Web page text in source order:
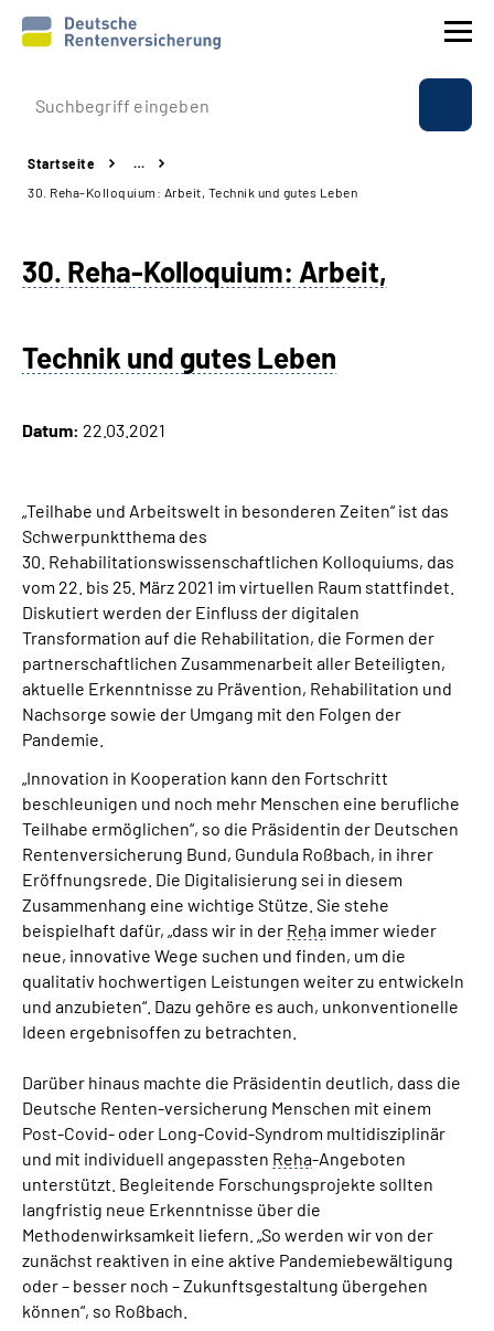
Prävention
Reha
Experten
Über uns & Presse
Suche
Language
Inhalte in Gebärdensprache (DGS)
Leichte Sprache
Mein Kundenportal
Startseite
…
30. Reha-Kolloquium: Arbeit, Technik und gutes Leben
30. Reha-Kolloquium: Arbeit,
Technik und gutes Leben
Datum: 22.03.2021
„Teilhabe und Arbeitswelt in besonderen Zeiten“ ist das
Schwerpunktthema des
30. Rehabilitationswissenschaftlichen Kolloquiums, das
vom 22. bis 25. März 2021 im virtuellen Raum stattfindet.
Diskutiert werden der Einfluss der digitalen
Transformation auf die Rehabilitation, die Formen der
partnerschaftlichen Zusammenarbeit aller Beteiligten,
aktuelle Erkenntnisse zu Prävention, Rehabilitation und
Nachsorge sowie der Umgang mit den Folgen der
Pandemie.
„Innovation in Kooperation kann den Fortschritt
beschleunigen und noch mehr Menschen eine berufliche
Teilhabe ermöglichen“, so die Präsidentin der Deutschen
Rentenversicherung Bund, Gundula Roßbach, in ihrer
Eröffnungsrede. Die Digitalisierung sei in diesem
Zusammenhang eine wichtige Stütze. Sie stehe
beispielhaft dafür, „dass wir in der Reha immer wieder
neue, innovative Wege suchen und finden, um die
qualitativ hochwertigen Leistungen weiter zu entwickeln
und anzubieten“. Dazu gehöre es auch, unkonventionelle
Ideen ergebnisoffen zu betrachten.
Darüber hinaus machte die Präsidentin deutlich, dass die
Deutsche Renten-versicherung Menschen mit einem
Post-Covid- oder Long-Covid-Syndrom multidisziplinär
und mit individuell angepassten Reha-Angeboten
unterstützt. Begleitende Forschungsprojekte sollten
langfristig neue Erkenntnisse über die
Methodenwirksamkeit liefern. „So werden wir von der
zunächst reaktiven in eine aktive Pandemiebewältigung
oder – besser noch – Zukunftsgestaltung übergehen
können“, so Roßbach.